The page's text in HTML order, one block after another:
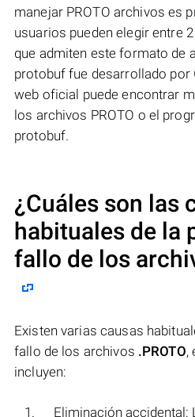
manejar PROTO archivos es
usuarios pueden elegir entre
que admiten este formato de
protobuf fue desarrollado por
web oficial puede encontrar
los archivos PROTO o el
protobuf.
¿Cuáles son las
habituales de la
fallo de los
Existen varias causas
fallo de los archivos .PROTO,
incluyen:
Eliminación accidental: